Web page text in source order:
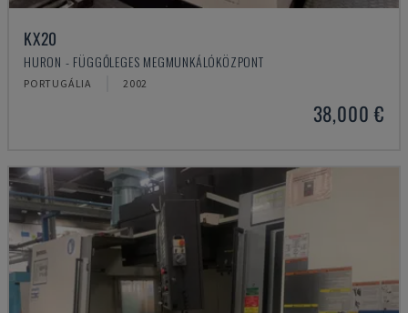
KX20
HURON - FÜGGŐLEGES MEGMUNKÁLÓKÖZPONT
PORTUGÁLIA 2002
38,000 €